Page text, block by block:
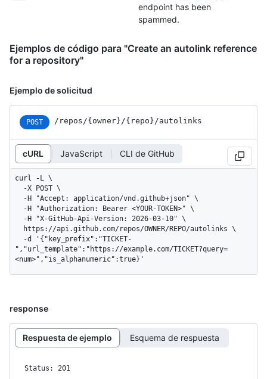
endpoint has been
spammed.
Ejemplos de código para "Create an autolink reference
for a repository"
Ejemplo de solicitud
POST /repos /{owner} /{repo} /autolinks
cURL JavaScript CLI de GitHub
curl -L \
","url_template":"https://example.com/TICKET?query=
<num>","is_alphanumeric":true}'
response
Respuesta de ejemplo Esquema de respuesta
Status: 201